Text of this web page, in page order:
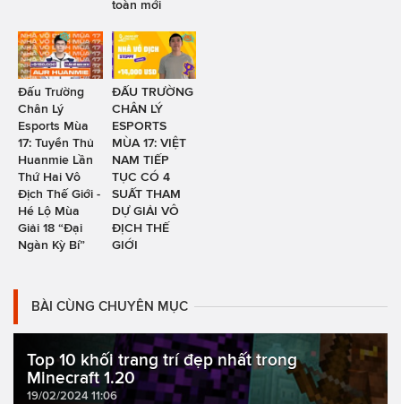
toàn mới
Đấu Trường
Chân Lý
Esports Mùa
17: Tuyển Thủ
Huanmie Lần
Thứ Hai Vô
Địch Thế Giới -
Hé Lộ Mùa
Giải 18 “Đại
Ngàn Kỳ Bí”
ĐẤU TRƯỜNG
CHÂN LÝ
ESPORTS
MÙA 17: VIỆT
NAM TIẾP
TỤC CÓ 4
SUẤT THAM
DỰ GIẢI VÔ
ĐỊCH THẾ
GIỚI
BÀI CÙNG CHUYÊN MỤC
Top 10 khối trang trí đẹp nhất trong
Minecraft 1.20
19/02/2024 11:06